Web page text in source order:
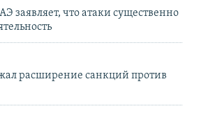
заявляет, что атаки существенно
расширение санкций против